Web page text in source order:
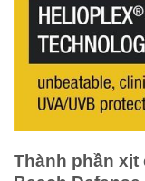
Thành phần xịt